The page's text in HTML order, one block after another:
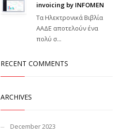
invoicing by INFOMEN
Τα Ηλεκτρονικά Βιβλία
ΑΑΔΕ αποτελούν ένα
πολύ σ...
RECENT COMMENTS
ARCHIVES
December 2023